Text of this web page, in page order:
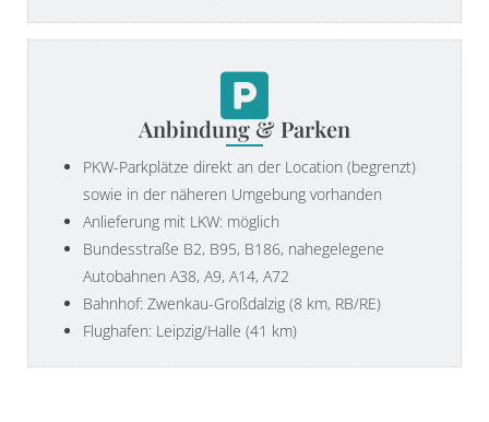
Anbindung & Parken
PKW-Parkplätze direkt an der Location (begrenzt)
sowie in der näheren Umgebung vorhanden
Anlieferung mit LKW: möglich
Bundesstraße B2, B95, B186, nahegelegene
Autobahnen A38, A9, A14, A72
Bahnhof: Zwenkau-Großdalzig (8 km, RB/RE)
Flughafen: Leipzig/Halle (41 km)